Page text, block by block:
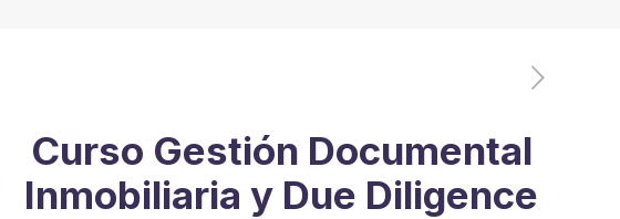
Curso Gestión Documental
Inmobiliaria y Due Diligence